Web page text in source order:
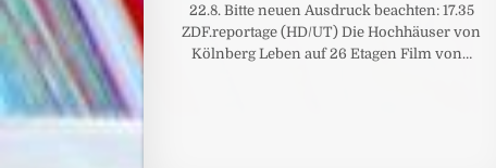
22.8. Bitte neuen Ausdruck beachten: 17.35
ZDF.reportage (HD/UT) Die Hochhäuser von
Kölnberg Leben auf 26 Etagen Film von…